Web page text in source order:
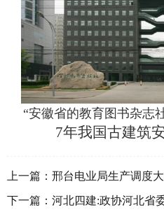
“安徽省的教育图书杂志
7年我国古建筑
上一篇： 邢台电业局生产调度
下一篇： 河北四建:政协河北省